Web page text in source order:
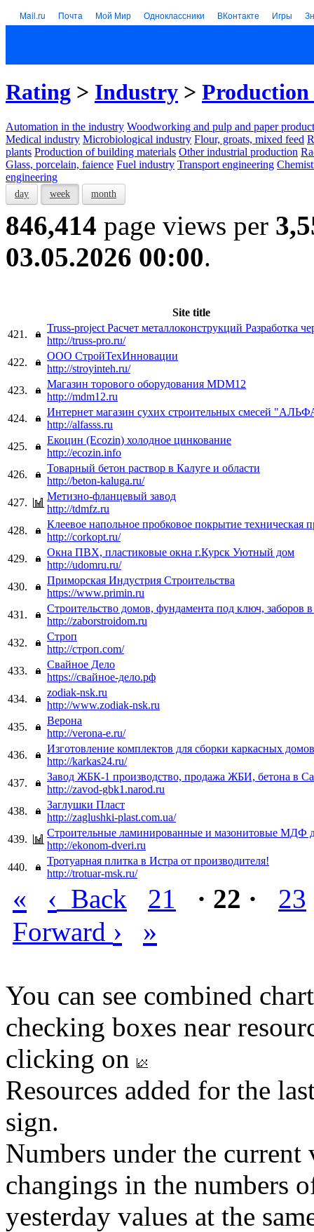
Mail.ru Почта Мой Мир Одноклассники ВКонтакте Игры
Rating > Industry >
Automation in the industry Woodworking and pulp and paper
Medical industry Microbiological industry Flour, groats, mixed feed
plants Production of building materials Other industrial production
Glass, porcelain, faience Fuel industry Transport engineering
engineering
day week month
846,414 page views per
03.05.2026 00:00.
Site title
421.
Truss-project Расчет металлоконструкций Разработка
http://truss-pro.ru/
422.
ООО СтройТехИнновации
http://stroyinteh.ru/
423.
Магазин торового оборудования MDM12
http://mdm12.ru
424.
Интернет магазин сухих строительных смесей
http://alfasss.ru
425.
Екоцин (Ecozin) холодное цинкование
http://ecozin.info
426.
Товарный бетон раствор в Калуге и области
http://beton-kaluga.ru/
427.
Метизно-фланцевый завод
http://tdmfz.ru
428.
Клеевое напольное пробковое покрытие техническая
http://corkopt.ru/
429.
Окна ПВХ, пластиковые окна г.Курск Уютный дом
http://udomru.ru/
430.
Приморская Индустрия Строительства
https://www.primin.ru
431.
Строительство домов, фундамента под ключ, заборов
http://zaborstroidom.ru
432.
Строп
http://строп.com/
433.
Свайное Дело
https://свайное-дело.рф
434.
zodiak-nsk.ru
http://www.zodiak-nsk.ru
435.
Верона
http://verona-e.ru/
436.
Изготовление комплектов для сборки каркасных домов
http://karkas24.ru/
437.
Завод ЖБК-1 производство, продажа ЖБИ, бетона в
http://zavod-gbk1.narod.ru
438.
Заглушки Пласт
http://zaglushki-plast.com.ua/
439.
Строительные ламинированные и мазонитовые МДФ
http://ekonom-dveri.ru
440.
Тротуарная плитка в Истра от производителя!
http://trotuar-msk.ru/
« ‹ Back 21 · 22 ·
23
Forward › »
You can see combined
checking boxes near
clicking on
Resources added for the
sign.
Numbers under the
changings in the numbers
yesterday values at the